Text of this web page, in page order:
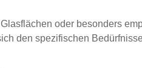
oder besonders
den spezifischen